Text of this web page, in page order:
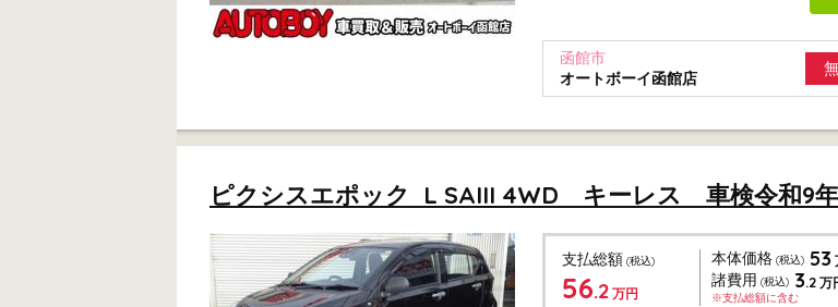
函館市
オートボーイ函館店
ピクシスエポック L SAIII 4WD キーレス 車検令和9
支払総額 (税込)
56.2 万円
本体価格(税込) 53
諸費用 (税込) 3.2万
※支払総額に含む